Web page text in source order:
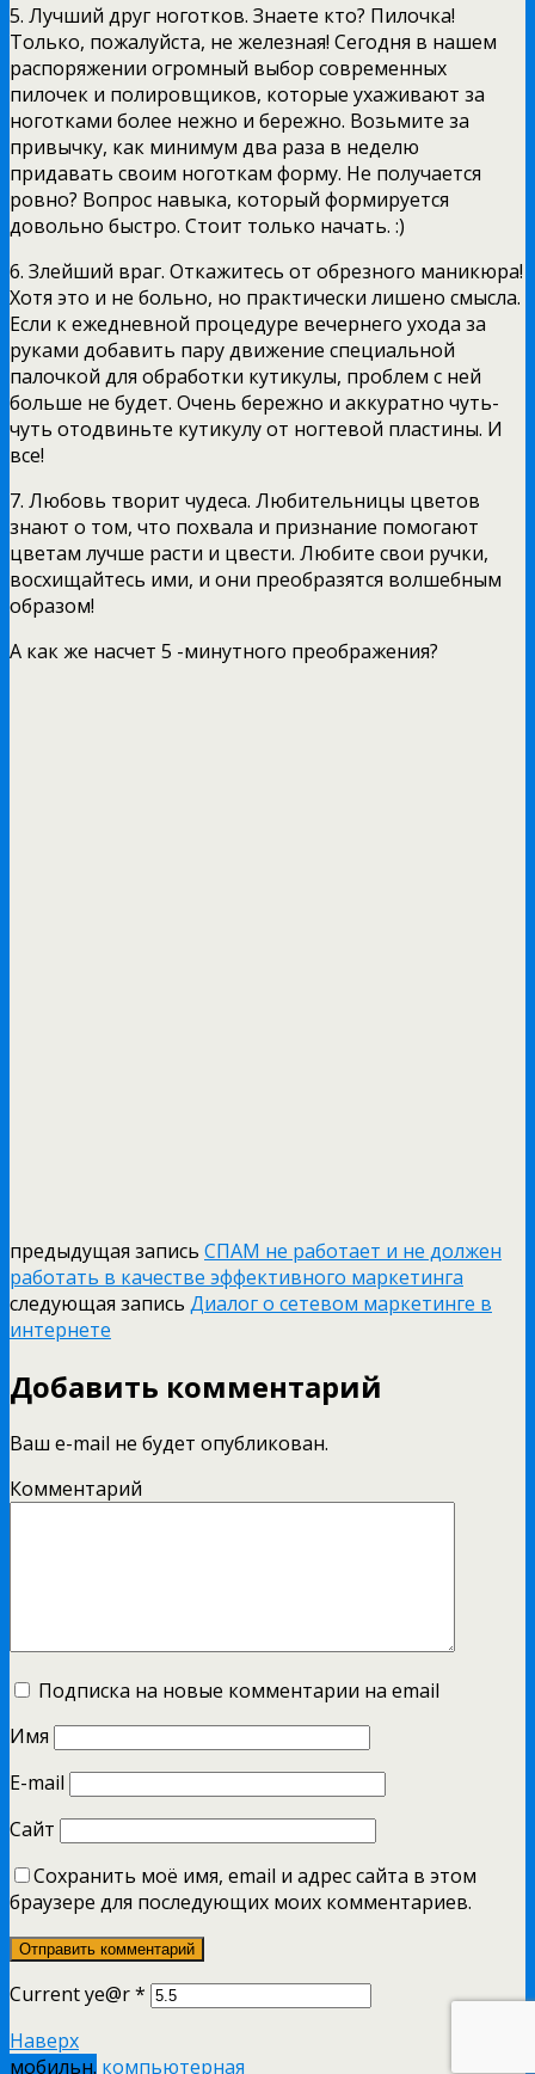
5. Лучший друг ноготков. Знаете кто? Пилочка!
Только, пожалуйста, не железная! Сегодня в нашем
распоряжении огромный выбор современных
пилочек и полировщиков, которые ухаживают за
ноготками более нежно и бережно. Возьмите за
привычку, как минимум два раза в неделю
придавать своим ноготкам форму. Не получается
ровно? Вопрос навыка, который формируется
довольно быстро. Стоит только начать. :)
6. Злейший враг. Откажитесь от обрезного маникюра!
Хотя это и не больно, но практически лишено смысла.
Если к ежедневной процедуре вечернего ухода за
руками добавить пару движение специальной
палочкой для обработки кутикулы, проблем с ней
больше не будет. Очень бережно и аккуратно чуть-
чуть отодвиньте кутикулу от ногтевой пластины. И
все!
7. Любовь творит чудеса. Любительницы цветов
знают о том, что похвала и признание помогают
цветам лучше расти и цвести. Любите свои ручки,
восхищайтесь ими, и они преобразятся волшебным
образом!
А как же насчет 5 -минутного преображения?
предыдущая запись СПАМ не работает и не должен
работать в качестве эффективного маркетинга
следующая запись Диалог о сетевом маркетинге в
интернете
Добавить комментарий
Ваш e-mail не будет опубликован.
Комментарий
Подписка на новые комментарии на email
Имя
E-mail
Сайт
Сохранить моё имя, email и адрес сайта в этом
браузере для последующих моих комментариев.
Current ye@r*
Наверх
мобильн. компьютерная